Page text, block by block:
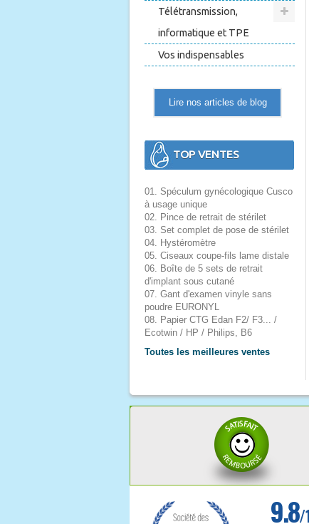
Télétransmission,
informatique et TPE
Vos indispensables
Lire nos articles de blog
TOP VENTES
01. Spéculum gynécologique Cusco
à usage unique
02. Pince de retrait de stérilet
03. Set complet de pose de stérilet
04. Hystéromètre
05. Ciseaux coupe-fils lame distale
06. Boîte de 5 sets de retrait
d'implant sous cutané
07. Gant d'examen vinyle sans
poudre EURONYL
08. Papier CTG Edan F2/ F3... /
Ecotwin / HP / Philips, B6
Toutes les meilleures ventes